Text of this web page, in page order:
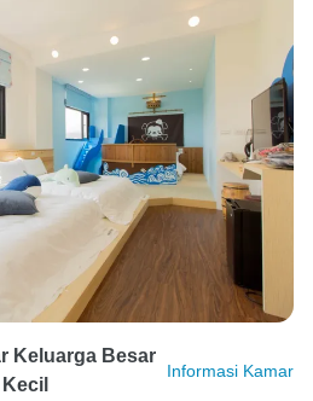
Keluarga Besar
Informasi Kamar